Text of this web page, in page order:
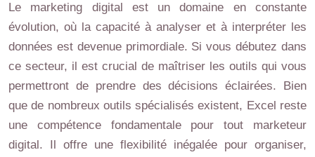
Le marketing digital est un domaine en constante
évolution, où la capacité à analyser et à interpréter les
données est devenue primordiale. Si vous débutez dans
ce secteur, il est crucial de maîtriser les outils qui vous
permettront de prendre des décisions éclairées. Bien
que de nombreux outils spécialisés existent, Excel reste
une compétence fondamentale pour tout marketeur
digital. Il offre une flexibilité inégalée pour organiser,